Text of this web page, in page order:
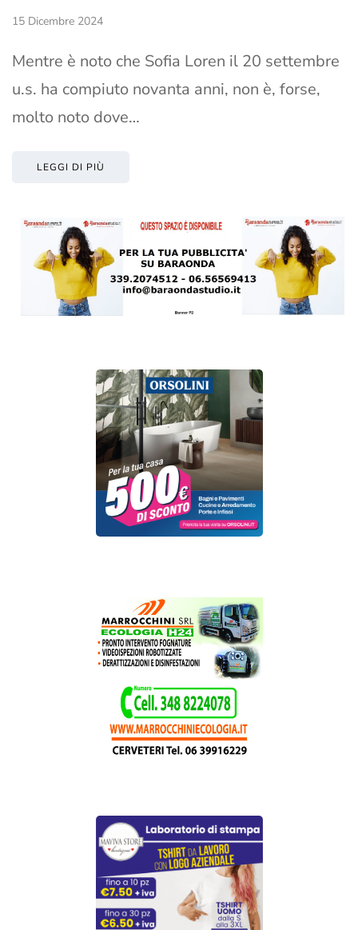
15 Dicembre 2024
Mentre è noto che Sofia Loren il 20 settembre
u.s. ha compiuto novanta anni, non è, forse,
molto noto dove…
LEGGI DI PIÙ